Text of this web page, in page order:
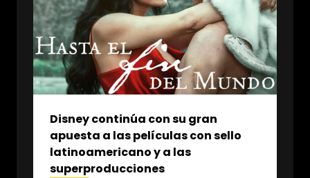
Disney continúa con su gran
apuesta a las películas con sello
latinoamericano y a las
superproducciones